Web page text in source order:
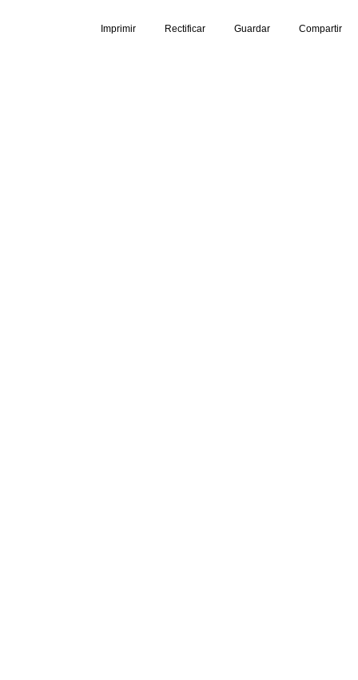
Imprimir Rectificar Guardar Compartir